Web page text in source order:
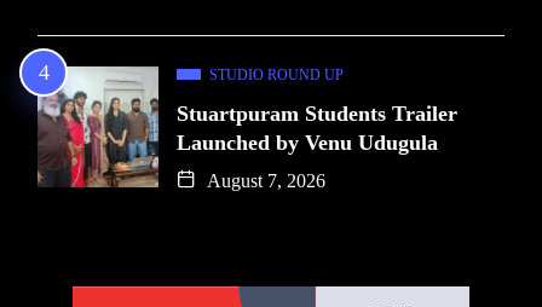
STUDIO ROUND UP
Stuartpuram Students Trailer
Launched by Venu Udugula
August 7, 2026